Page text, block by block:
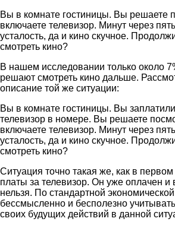
Вы в комнате гостиницы. Вы решаете
включаете телевизор. Минут через
усталость, да и кино скучное.
смотреть кино?
В нашем исследовании только около
решают смотреть кино дальше.
описание той же ситуации:
Вы в комнате гостиницы. Вы
телевизор в номере. Вы решаете
включаете телевизор. Минут через
усталость, да и кино скучное.
смотреть кино?
Ситуация точно такая же, как в
платы за телевизор. Он уже оплачен и
нельзя. По стандартной
бессмысленно и бесполезно
своих будущих действий в данной